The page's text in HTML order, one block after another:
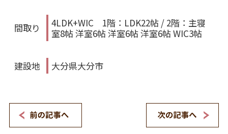
間取り
4LDK+WIC 1階：LDK22帖 / 2階：主寝
室8帖 洋室6帖 洋室6帖 洋室6帖 WIC3帖
建設地 大分県大分市